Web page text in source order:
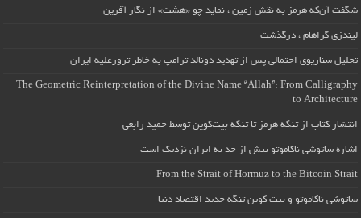
شگفت آن‌که هرمز به نقش زمین ، نماید چو «هشت» از نگار آفرین
لیندزی گراهام ، درگذشت
تحلیل سناریوی احتمالی پس از تهدید دونالد ترامپ به خاطر ترورعلیه ایران
The Geometric Reinterpretation of the Divine Name “Allah”: From Calligraphy
to Architecture
انتشار کتاب از تنگه هرمز تا تنگه بیت‌کوین توسط حمید رابعی
اشاره ساتوشی ناکاموتو بیش از حد به ایران نزدیک است
From the Strait of Hormuz to the Bitcoin Strait
ساتوشی ناکاموتو و بیت کوین تنگه جدید اقتصاد دنیا